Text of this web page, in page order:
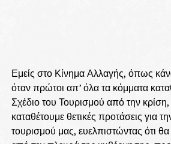
Εμείς στο Κίνημα Αλλαγής, όπως
όταν πρώτοι απ’ όλα τα κόμματα
Σχέδιο του Τουρισμού από την
καταθέτουμε θετικές προτάσεις για
τουρισμού μας, ευελπιστώντας ότι